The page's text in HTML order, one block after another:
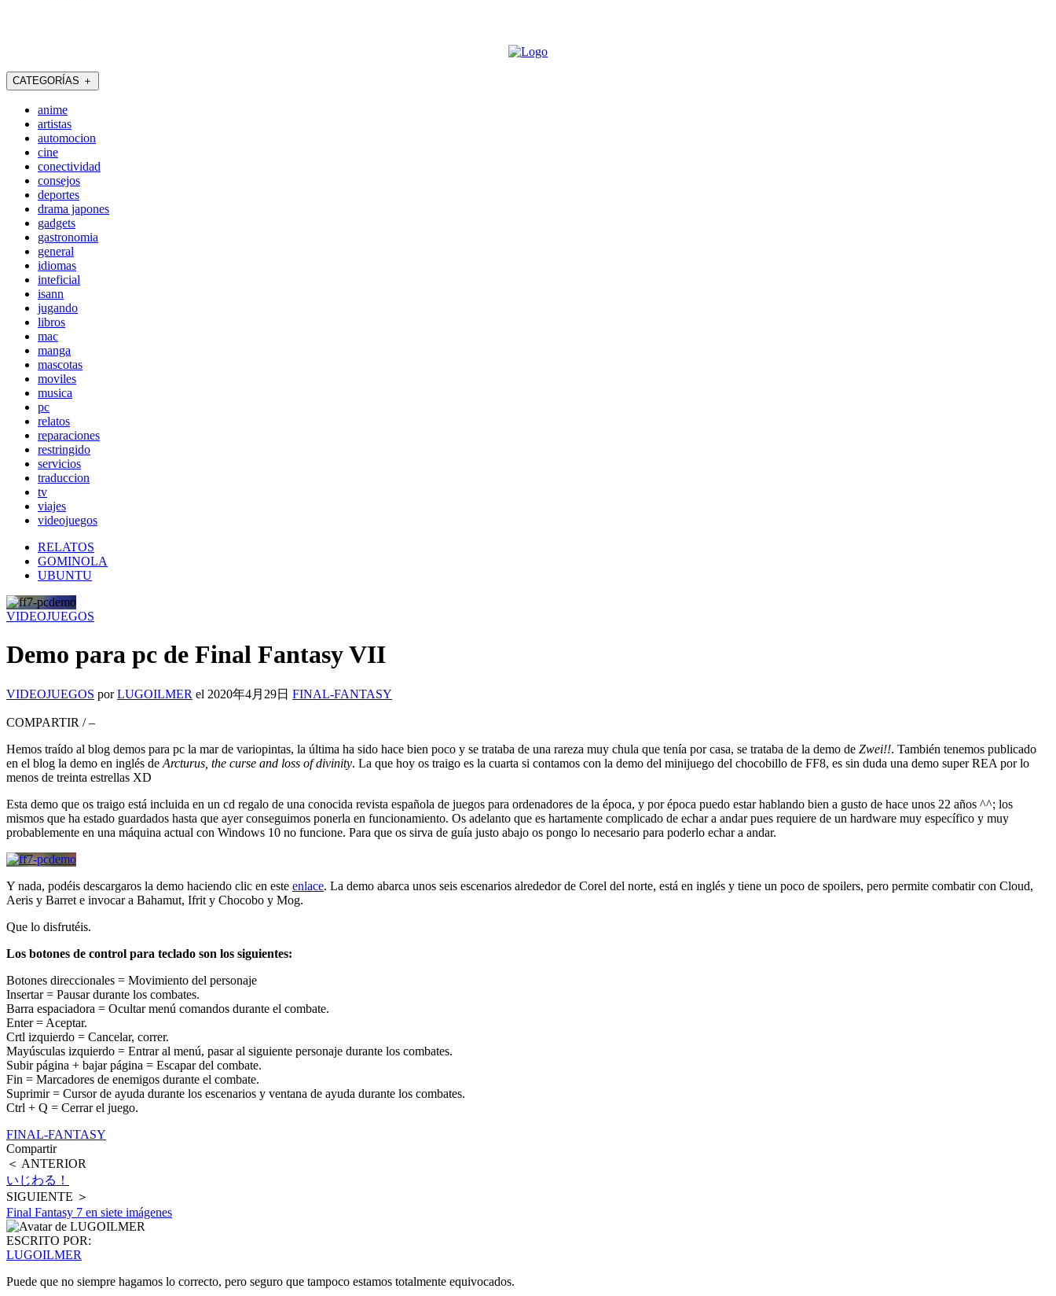
CATEGORÍAS ＋
anime
artistas
automocion
cine
conectividad
consejos
deportes
drama japones
gadgets
gastronomia
general
idiomas
inteficial
isann
jugando
libros
mac
manga
mascotas
moviles
musica
pc
relatos
reparaciones
restringido
servicios
traduccion
tv
viajes
videojuegos
RELATOS
GOMINOLA
UBUNTU
VIDEOJUEGOS
Demo para pc de Final Fantasy VII
VIDEOJUEGOS por LUGOILMER el 2020年4月29日 FINAL-FANTASY
COMPARTIR / –
Hemos traído al blog demos para pc la mar de variopintas, la última ha sido hace bien poco y se trataba de una rareza muy chula que tenía por casa, se trataba de la demo de Zwei!!. También tenemos publicado
en el blog la demo en inglés de Arcturus, the curse and loss of divinity. La que hoy os traigo es la cuarta si contamos con la demo del minijuego del chocobillo de FF8, es sin duda una demo super REA por lo
menos de treinta estrellas XD
Esta demo que os traigo está incluida en un cd regalo de una conocida revista española de juegos para ordenadores de la época, y por época puedo estar hablando bien a gusto de hace unos 22 años ^^; los
mismos que ha estado guardados hasta que ayer conseguimos ponerla en funcionamiento. Os adelanto que es hartamente complicado de echar a andar pues requiere de un hardware muy específico y muy
probablemente en una máquina actual con Windows 10 no funcione. Para que os sirva de guía justo abajo os pongo lo necesario para poderlo echar a andar.
Y nada, podéis descargaros la demo haciendo clic en este enlace. La demo abarca unos seis escenarios alrededor de Corel del norte, está en inglés y tiene un poco de spoilers, pero permite combatir con Cloud,
Aeris y Barret e invocar a Bahamut, Ifrit y Chocobo y Mog.
Que lo disfrutéis.
Los botones de control para teclado son los siguientes:
Botones direccionales = Movimiento del personaje
Insertar = Pausar durante los combates.
Barra espaciadora = Ocultar menú comandos durante el combate.
Enter = Aceptar.
Crtl izquierdo = Cancelar, correr.
Mayúsculas izquierdo = Entrar al menú, pasar al siguiente personaje durante los combates.
Subir página + bajar página = Escapar del combate.
Fin = Marcadores de enemigos durante el combate.
Suprimir = Cursor de ayuda durante los escenarios y ventana de ayuda durante los combates.
Ctrl + Q = Cerrar el juego.
FINAL-FANTASY
Compartir
＜ ANTERIOR
いじわる！
SIGUIENTE ＞
Final Fantasy 7 en siete imágenes
ESCRITO POR:
LUGOILMER
Puede que no siempre hagamos lo correcto, pero seguro que tampoco estamos totalmente equivocados.